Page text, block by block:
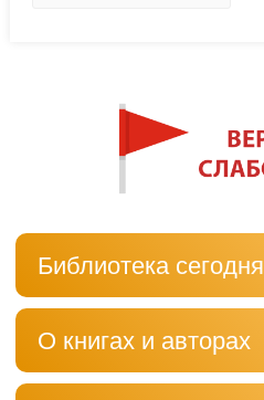
Библиотека сегодня
О книгах и авторах